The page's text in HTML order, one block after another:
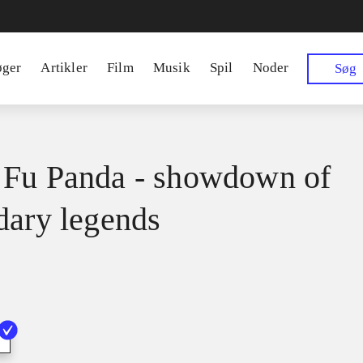
Artikler Film Musik Spil Noder Søg
Panda - showdown of
legends